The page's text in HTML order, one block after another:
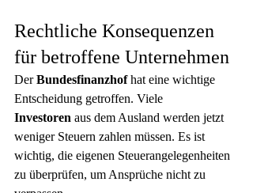
Rechtliche Konsequenzen
für betroffene Unternehmen
Der Bundesfinanzhof hat eine wichtige
Entscheidung getroffen. Viele
Investoren aus dem Ausland werden jetzt
weniger Steuern zahlen müssen. Es ist
wichtig, die eigenen Steuerangelegenheiten
zu überprüfen, um Ansprüche nicht zu